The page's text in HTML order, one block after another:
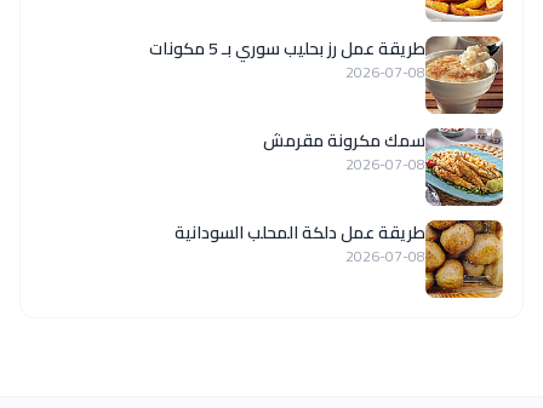
طريقة عمل رز بحليب سوري بـ 5 مكونات
2026-07-08
سمك مكرونة مقرمش
2026-07-08
طريقة عمل دلكة المحلب السودانية
2026-07-08